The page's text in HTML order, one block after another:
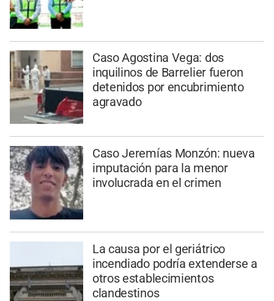
Caso Agostina Vega: dos
inquilinos de Barrelier fueron
detenidos por encubrimiento
agravado
Caso Jeremías Monzón: nueva
imputación para la menor
involucrada en el crimen
La causa por el geriátrico
incendiado podría extenderse a
otros establecimientos
clandestinos